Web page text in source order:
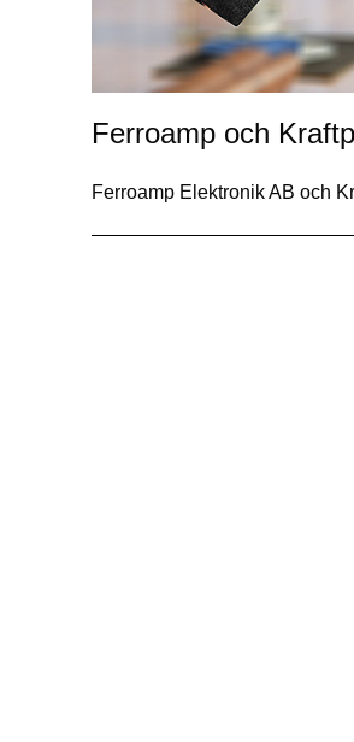
Ferroamp och
Ferroamp Elektronik AB och